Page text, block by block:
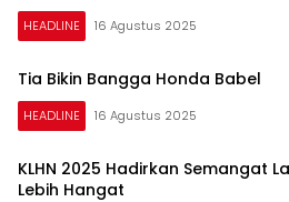
HEADLINE 16 Agustus 2025
Tia Bikin Bangga Honda Babel
HEADLINE 16 Agustus 2025
KLHN 2025 Hadirkan Semangat
Lebih Hangat